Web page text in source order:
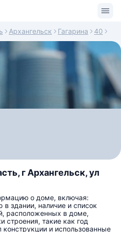
Архангельск Гагарина 40
г Архангельск, ул
о доме, включая:
в здании, наличие и список
расположенных в доме,
строения, такие как год
конструкции и использованные